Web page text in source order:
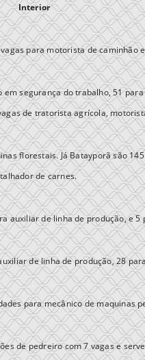
Interior
para motorista de caminhão
segurança do trabalho, 51
de tratorista agrícola,
florestais. Já Batayporã são
de carnes.
auxiliar de linha de produção, e
de linha de produção, 28
para mecânico de maquinas
de pedreiro com 7 vagas e